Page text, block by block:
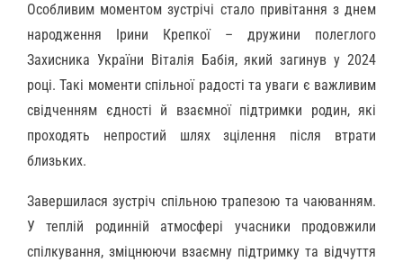
Особливим моментом зустрічі стало привітання з днем
народження Ірини Крепкої – дружини полеглого
Захисника України Віталія Бабія, який загинув у 2024
році. Такі моменти спільної радості та уваги є важливим
свідченням єдності й взаємної підтримки родин, які
проходять непростий шлях зцілення після втрати
близьких.
Завершилася зустріч спільною трапезою та чаюванням.
У теплій родинній атмосфері учасники продовжили
спілкування, зміцнюючи взаємну підтримку та відчуття